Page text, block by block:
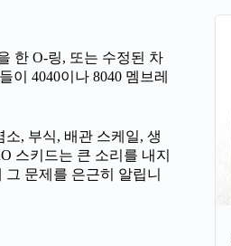
한 O-링, 또는 수정된 차
4040이나 8040 멤브레
, 부식, 배관 스케일, 생
스키드는 큰 소리를 내지
문제를 은근히 알립니